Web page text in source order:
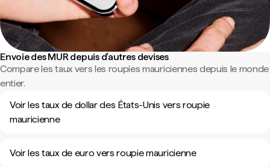
Envoie des MUR depuis d'autres devises
Compare les taux vers les roupies mauriciennes depuis le monde
entier.
Voir les taux de dollar des États-Unis vers roupie
mauricienne
Voir les taux de euro vers roupie mauricienne